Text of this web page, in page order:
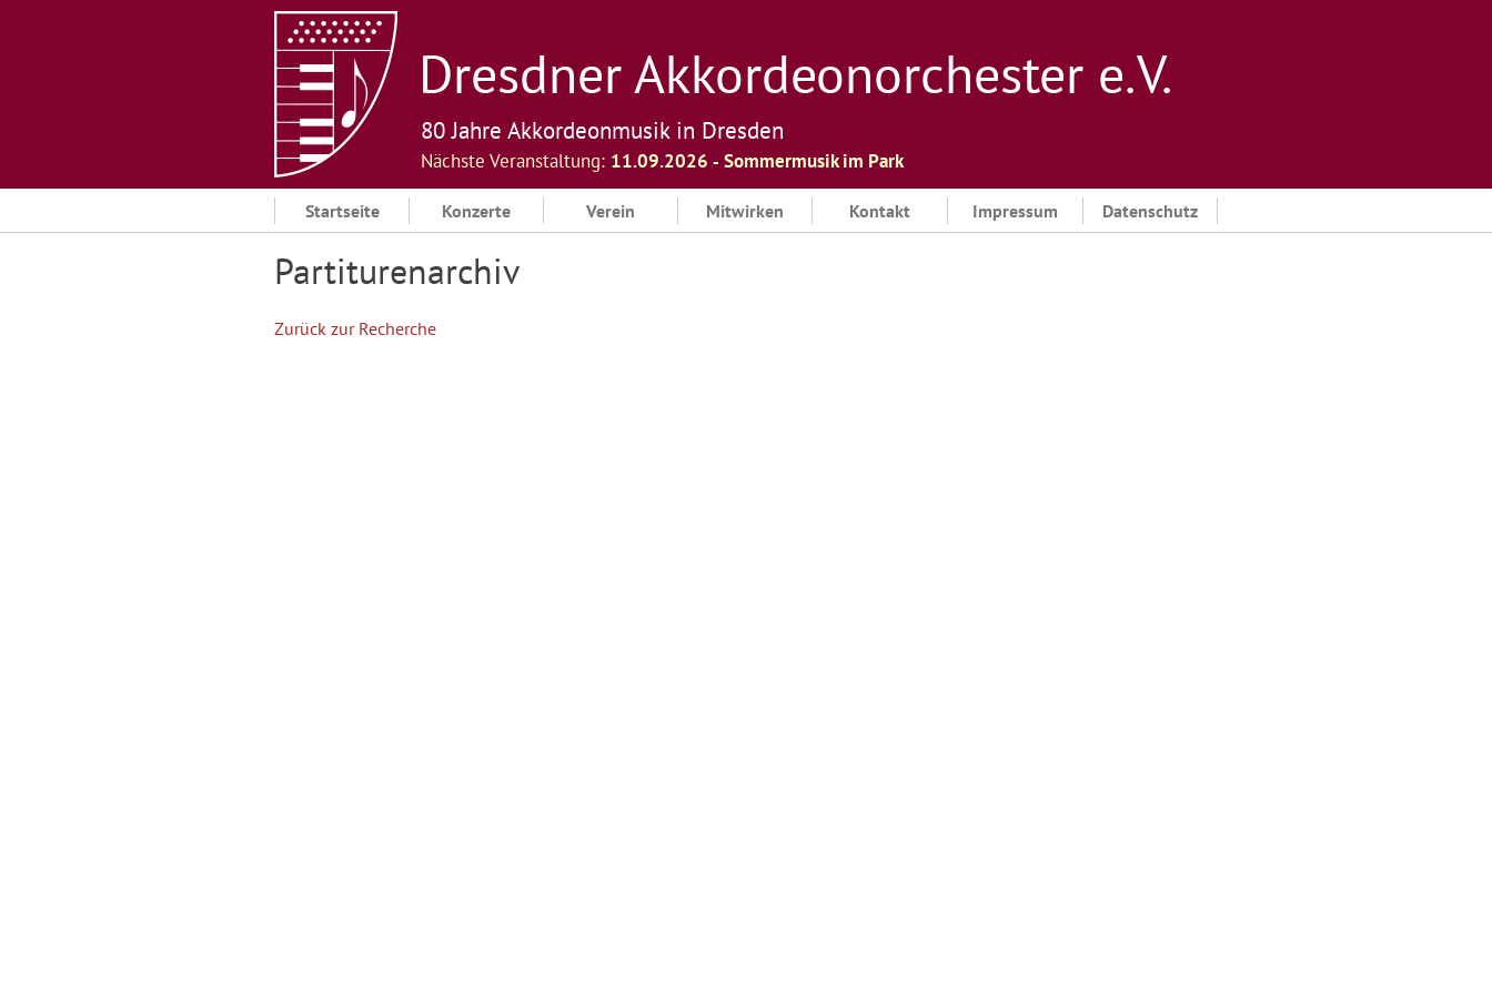
Dresdner Akkordeonorchester e. V.
80 Jahre Akkordeonmusik in Dresden
Nächste Veranstaltung: 11.09.2026 ‐ Sommermusik im Park
Startseite Konzerte Verein Mitwirken Kontakt Impressum Datenschutz
Partiturenarchiv
Zurück zur Recherche